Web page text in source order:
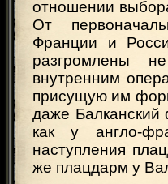
отношении
От
Франции и
разгромлены
внутренним
присущую им
даже Балканский
как у англо-
наступления
же плацдарм у